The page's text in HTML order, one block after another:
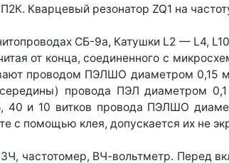
Кварцевый резонатор ZQ1 на
СБ-9а, Катушки L2 — L4,
от конца, соединенного с
проводом ПЭЛШО диаметром 0,15
середины) провода ПЭЛ диаметром
40 и 10 витков провода ПЭЛШО
с помощью клея, допускается их не
частотомер, ВЧ-вольтметр. Перед